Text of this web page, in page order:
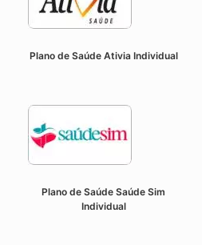
Plano de Saúde Ativia Individual
Plano de Saúde Saúde Sim
Individual